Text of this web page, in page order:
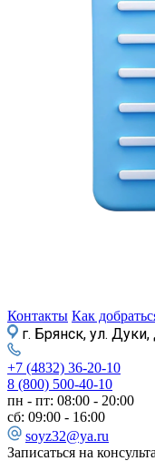
Контакты Как
г. Брянск, ул. Дуки,
+7 (4832) 36-20-10
8 (800) 500-40-10
пн - пт: 08:00 - 20:00
сб: 09:00 - 16:00
soyz32@ya.ru
Записаться на